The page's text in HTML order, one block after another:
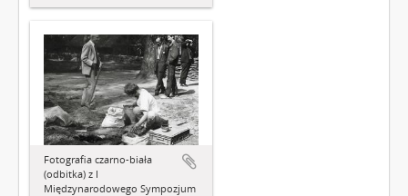
Fotografia czarno-biała
(odbitka) z I
Międzynarodowego Sympozjum